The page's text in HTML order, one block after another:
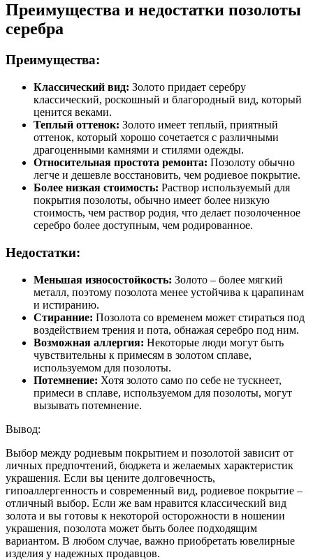
Преимущества и недостатки позолоты
серебра
Преимущества:
Классический вид: Золото придает серебру
классический, роскошный и благородный вид, который
ценится веками.
Теплый оттенок: Золото имеет теплый, приятный
оттенок, который хорошо сочетается с различными
драгоценными камнями и стилями одежды.
Относительная простота ремонта: Позолоту обычно
легче и дешевле восстановить, чем родиевое покрытие.
Более низкая стоимость: Раствор используемый для
покрытия позолоты, обычно имеет более низкую
стоимость, чем раствор родия, что делает позолоченное
серебро более доступным, чем родированное.
Недостатки:
Меньшая износостойкость: Золото – более мягкий
металл, поэтому позолота менее устойчива к царапинам
и истиранию.
Стиранние: Позолота со временем может стираться под
воздействием трения и пота, обнажая серебро под ним.
Возможная аллергия: Некоторые люди могут быть
чувствительны к примесям в золотом сплаве,
используемом для позолоты.
Потемнение: Хотя золото само по себе не тускнеет,
примеси в сплаве, используемом для позолоты, могут
вызывать потемнение.
Вывод:
Выбор между родиевым покрытием и позолотой зависит от
личных предпочтений, бюджета и желаемых характеристик
украшения. Если вы цените долговечность,
гипоаллергенность и современный вид, родиевое покрытие –
отличный выбор. Если же вам нравится классический вид
золота и вы готовы к некоторой осторожности в ношении
украшения, позолота может быть более подходящим
вариантом. В любом случае, важно приобретать ювелирные
изделия у надежных продавцов.